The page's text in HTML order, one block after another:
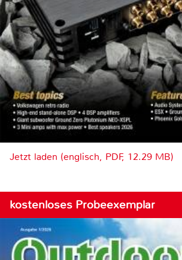
Jetzt laden (englisch, PDF, 12.29 MB)
kostenloses Probeexemplar